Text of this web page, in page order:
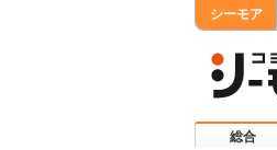
シーモア
総合